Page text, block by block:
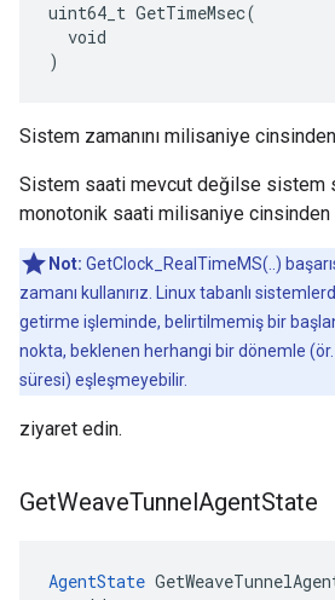
uint64_t GetTimeMsec(
  void
)
Sistem zamanını milisaniye cinsinden
Sistem saati mevcut değilse sistem
monotonik saati milisaniye cinsinden
Not: GetClock_RealTimeMS(..)
zamanı kullanırız. Linux tabanlı
getirme işleminde, belirtilmemiş bir
nokta, beklenen herhangi bir dönemle
süresi) eşleşmeyebilir.
ziyaret edin.
GetWeaveTunnelAgentState
AgentState